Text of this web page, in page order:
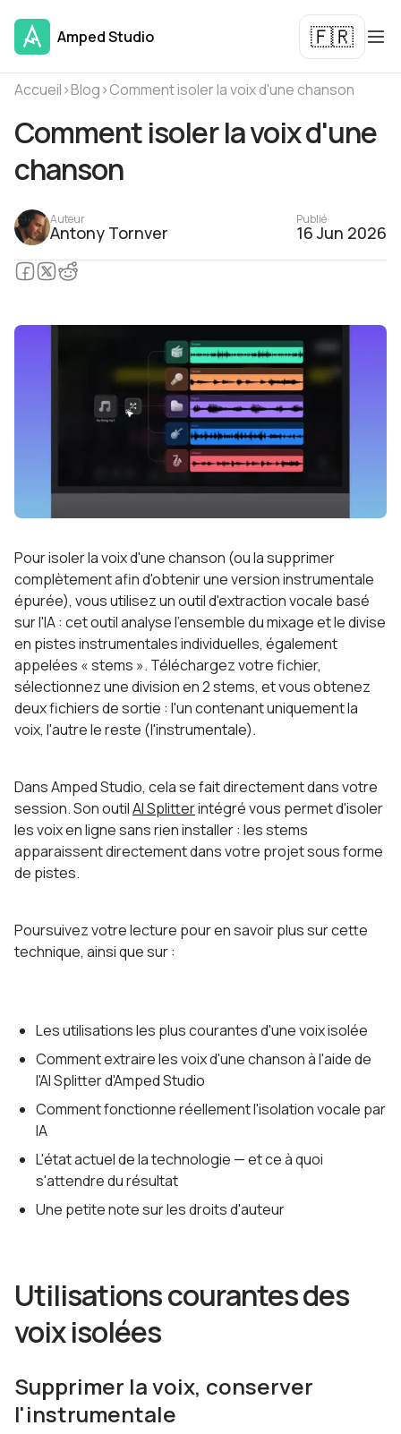
Amped Studio 🇫🇷
Accueil›Blog›Comment isoler la voix d'une chanson
Comment isoler la voix d'une
chanson
Auteur
Antony Tornver
Publié
16 Jun 2026
Pour isoler la voix d'une chanson (ou la supprimer
complètement afin d'obtenir une version instrumentale
épurée), vous utilisez un outil d'extraction vocale basé
sur l'IA : cet outil analyse l'ensemble du mixage et le divise
en pistes instrumentales individuelles, également
appelées « stems ». Téléchargez votre fichier,
sélectionnez une division en 2 stems, et vous obtenez
deux fichiers de sortie : l'un contenant uniquement la
voix, l'autre le reste (l'instrumentale).
Dans Amped Studio, cela se fait directement dans votre
session. Son outilAI Splitterintégré vous permet d'isoler
les voix en ligne sans rien installer : les stems
apparaissent directement dans votre projet sous forme
de pistes.
Poursuivez votre lecture pour en savoir plus sur cette
technique, ainsi que sur :
Les utilisations les plus courantes d'une voix isolée
Comment extraire les voix d'une chanson à l'aide de
l'AI Splitter d'Amped Studio
Comment fonctionne réellement l'isolation vocale par
IA
L'état actuel de la technologie — et ce à quoi
s'attendre du résultat
Une petite note sur les droits d'auteur
Utilisations courantes des
voix isolées
Supprimer la voix, conserver
l'instrumentale